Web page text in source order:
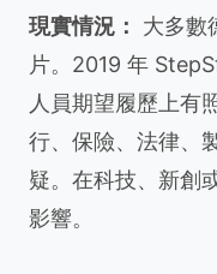
現實情況：
大多數
片。2019 年
人員期望履歷上有
行、保險、法律、
疑。在科技、新創
影響。